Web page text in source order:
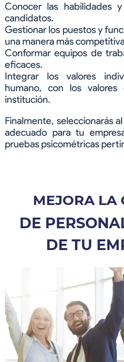
Conocer las habilidades
candidatos.
Gestionar los puestos y
una manera más
Conformar equipos de
eficaces.
Integrar los valores
humano, con los valores
institución.
Finalmente, seleccionarás
adecuado para tu
pruebas psicométricas
MEJORA LA
DE
DE TU